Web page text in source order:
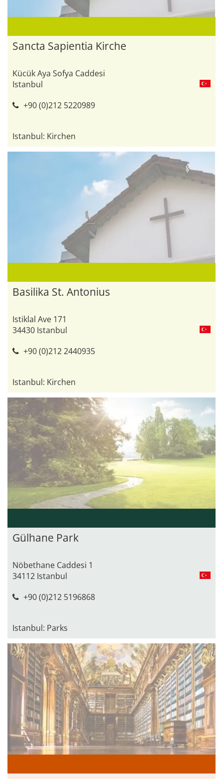
Sancta Sapientia Kirche
Kücük Aya Sofya Caddesi
Istanbul
+90 (0)212 5220989
Istanbul: Kirchen
Basilika St. Antonius
Istiklal Ave 171
34430 Istanbul
+90 (0)212 2440935
Istanbul: Kirchen
Gülhane Park
Nöbethane Caddesi 1
34112 Istanbul
+90 (0)212 5196868
Istanbul: Parks